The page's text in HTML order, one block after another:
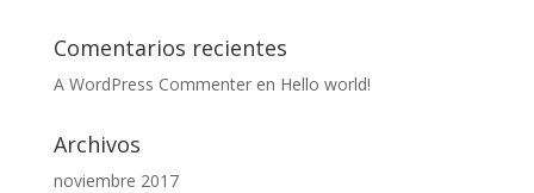
Comentarios recientes
A WordPress Commenteren Hello world!
Archivos
noviembre 2017